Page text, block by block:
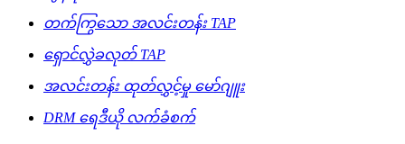
တက်ကြွသော အလင်းတန်း TAP
ရှောင်လွှဲခလုတ် TAP
အလင်းတန်း ထုတ်လွှင့်မှု မော်ဂျူး
DRM ရေဒီယို လက်ခံစက်